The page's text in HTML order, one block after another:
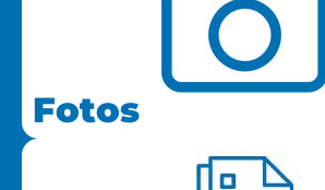
Fotos